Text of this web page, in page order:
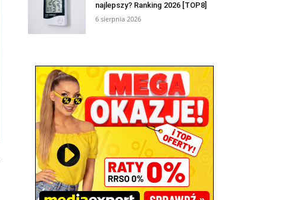
najlepszy? Ranking 2026 [TOP8]
6 sierpnia 2026